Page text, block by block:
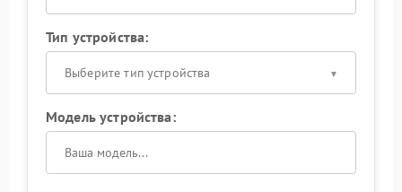
Тип устройства:
Выберите тип устройства
Модель устройства: